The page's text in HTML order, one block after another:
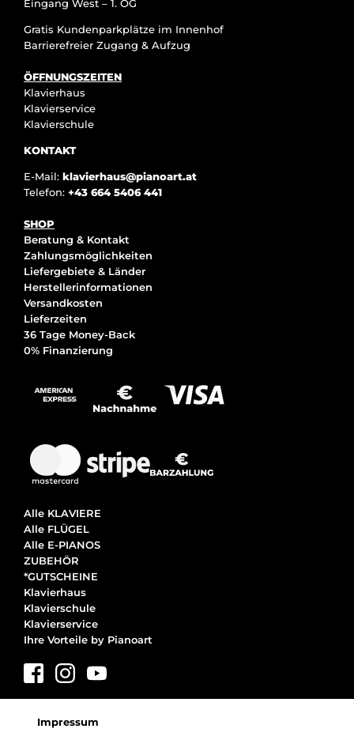
Eingang West – 1. OG
Gratis Kundenparkplätze im Innenhof
Barrierefreier Zugang & Aufzug
ÖFFNUNGSZEITEN
Klavierhaus
Klavierservice
Klavierschule
KONTAKT
E-Mail: klavierhaus@pianoart.at
Telefon: +43 664 5406 441
SHOP
Beratung & Kontakt
Zahlungsmöglichkeiten
Liefergebiete & Länder
Herstellerinformationen
Versandkosten
Lieferzeiten
36 Tage Money-Back
0% Finanzierung
Alle KLAVIERE
Alle FLÜGEL
Alle E-PIANOS
ZUBEHÖR
*GUTSCHEINE
Klavierhaus
Klavierschule
Klavierservice
Ihre Vorteile by Pianoart
Impressum